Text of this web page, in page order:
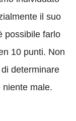
il suo
possibile farlo
10 punti. Non
determinare
niente male.